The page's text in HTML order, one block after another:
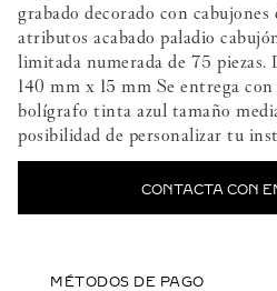
grabado decorado con
atributos acabado paladio
limitada numerada de 75 piezas.
140 mm x 15 mm Se entrega
bolígrafo tinta azul tamaño
posibilidad de personalizar tu
CONTACTA CON
MÉTODOS DE PAGO